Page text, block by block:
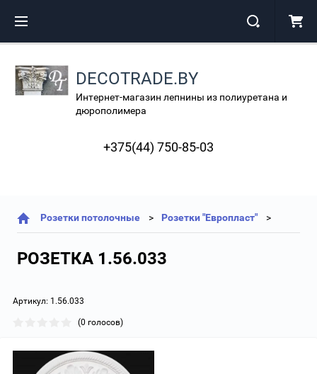
DECOTRADE.BY
Интернет-магазин лепнины из полиуретана и
дюрополимера
+375(44) 750-85-03
Розетки потолочные Розетки "Европласт"
РОЗЕТКА 1.56.033
Артикул: 1.56.033
(0 голосов)